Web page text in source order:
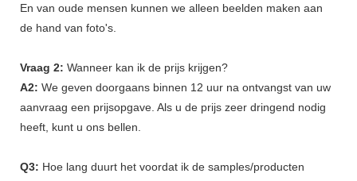
En van oude mensen kunnen we alleen beelden maken aan
de hand van foto's.
Vraag 2: Wanneer kan ik de prijs krijgen?
A2: We geven doorgaans binnen 12 uur na ontvangst van uw
aanvraag een prijsopgave. Als u de prijs zeer dringend nodig
heeft, kunt u ons bellen.
Q3: Hoe lang duurt het voordat ik de samples/producten